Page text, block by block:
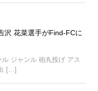
沢 花菜選手がFind-FCに
ジャンル 砲丸投げ アス
[…]